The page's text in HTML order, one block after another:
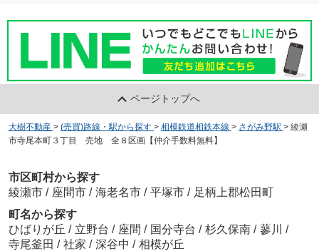
ページトップへ
大樹不動産 > (売買)路線・駅から探す > 相模鉄道相鉄本線 > さがみ野駅 > 綾瀬
市寺尾本町３丁目 売地 全８区画【仲介手数料無料】
市区町村から探す
綾瀬市 / 座間市 / 海老名市 / 平塚市 / 足柄上郡松田町
町名から探す
ひばりが丘 / 立野台 / 座間 / 国分寺台 / 杉久保南 / 蓼川 /
寺尾釜田 / 社家 / 深谷中 / 相模が丘